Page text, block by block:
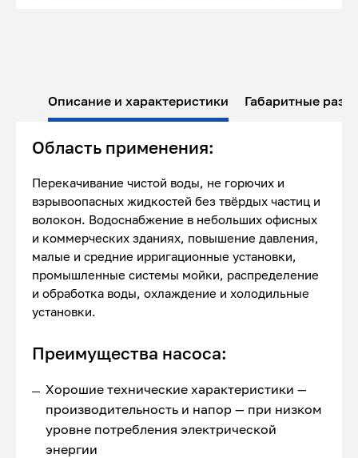
Описание и характеристики Габаритные
Область применения:
Перекачивание чистой воды, не горючих и
взрывоопасных жидкостей без твёрдых частиц и
волокон. Водоснабжение в небольших офисных
и коммерческих зданиях, повышение давления,
малые и средние ирригационные установки,
промышленные системы мойки, распределение
и обработка воды, охлаждение и холодильные
установки.
Преимущества насоса:
Хорошие технические характеристики —
производительность и напор — при низком
уровне потребления электрической
энергии